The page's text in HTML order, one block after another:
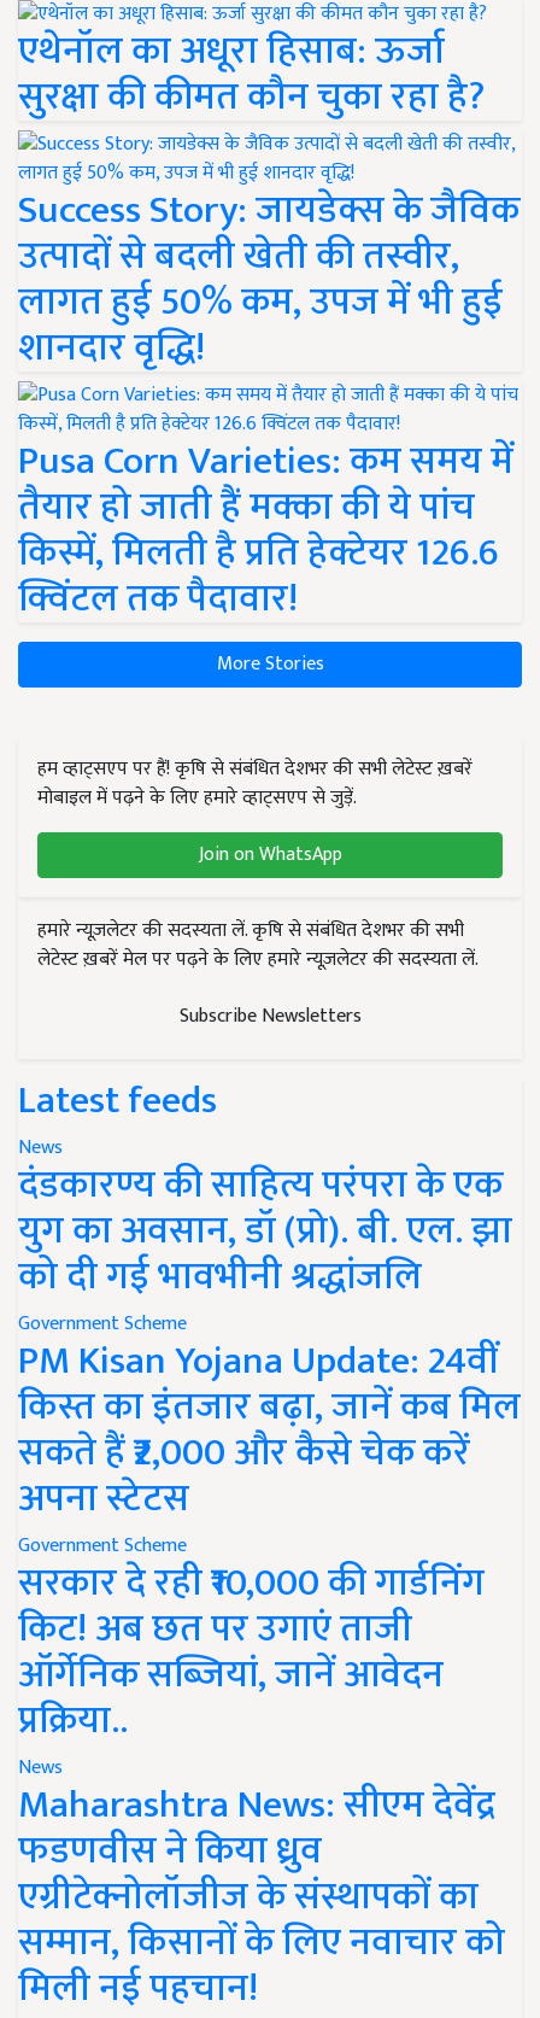
एथेनॉल का अधूरा हिसाब: ऊर्जा
सुरक्षा की कीमत कौन चुका रहा है?
Success Story: जायडेक्स के जैविक
उत्पादों से बदली खेती की तस्वीर,
लागत हुई 50% कम, उपज में भी हुई
शानदार वृद्धि!
Pusa Corn Varieties: कम समय में
तैयार हो जाती हैं मक्का की ये पांच
किस्में, मिलती है प्रति हेक्टेयर 126.6
क्विंटल तक पैदावार!
More Stories
हम व्हाट्सएप पर हैं! कृषि से संबंधित देशभर की सभी लेटेस्ट ख़बरें
मोबाइल में पढ़ने के लिए हमारे व्हाट्सएप से जुड़ें.
Join on WhatsApp
हमारे न्यूज़लेटर की सदस्यता लें. कृषि से संबंधित देशभर की सभी
लेटेस्ट ख़बरें मेल पर पढ़ने के लिए हमारे न्यूज़लेटर की सदस्यता लें.
Subscribe Newsletters
Latest feeds
News
दंडकारण्य की साहित्य परंपरा के एक
युग का अवसान, डॉ (प्रो). बी. एल. झा
को दी गई भावभीनी श्रद्धांजलि
Government Scheme
PM Kisan Yojana Update: 24वीं
किस्त का इंतजार बढ़ा, जानें कब मिल
सकते हैं ₹2,000 और कैसे चेक करें
अपना स्टेटस
Government Scheme
सरकार दे रही ₹10,000 की गार्डनिंग
किट! अब छत पर उगाएं ताजी
ऑर्गेनिक सब्जियां, जानें आवेदन
प्रक्रिया..
News
Maharashtra News: सीएम देवेंद्र
फडणवीस ने किया ध्रुव
एग्रीटेक्नोलॉजीज के संस्थापकों का
सम्मान, किसानों के लिए नवाचार को
मिली नई पहचान!